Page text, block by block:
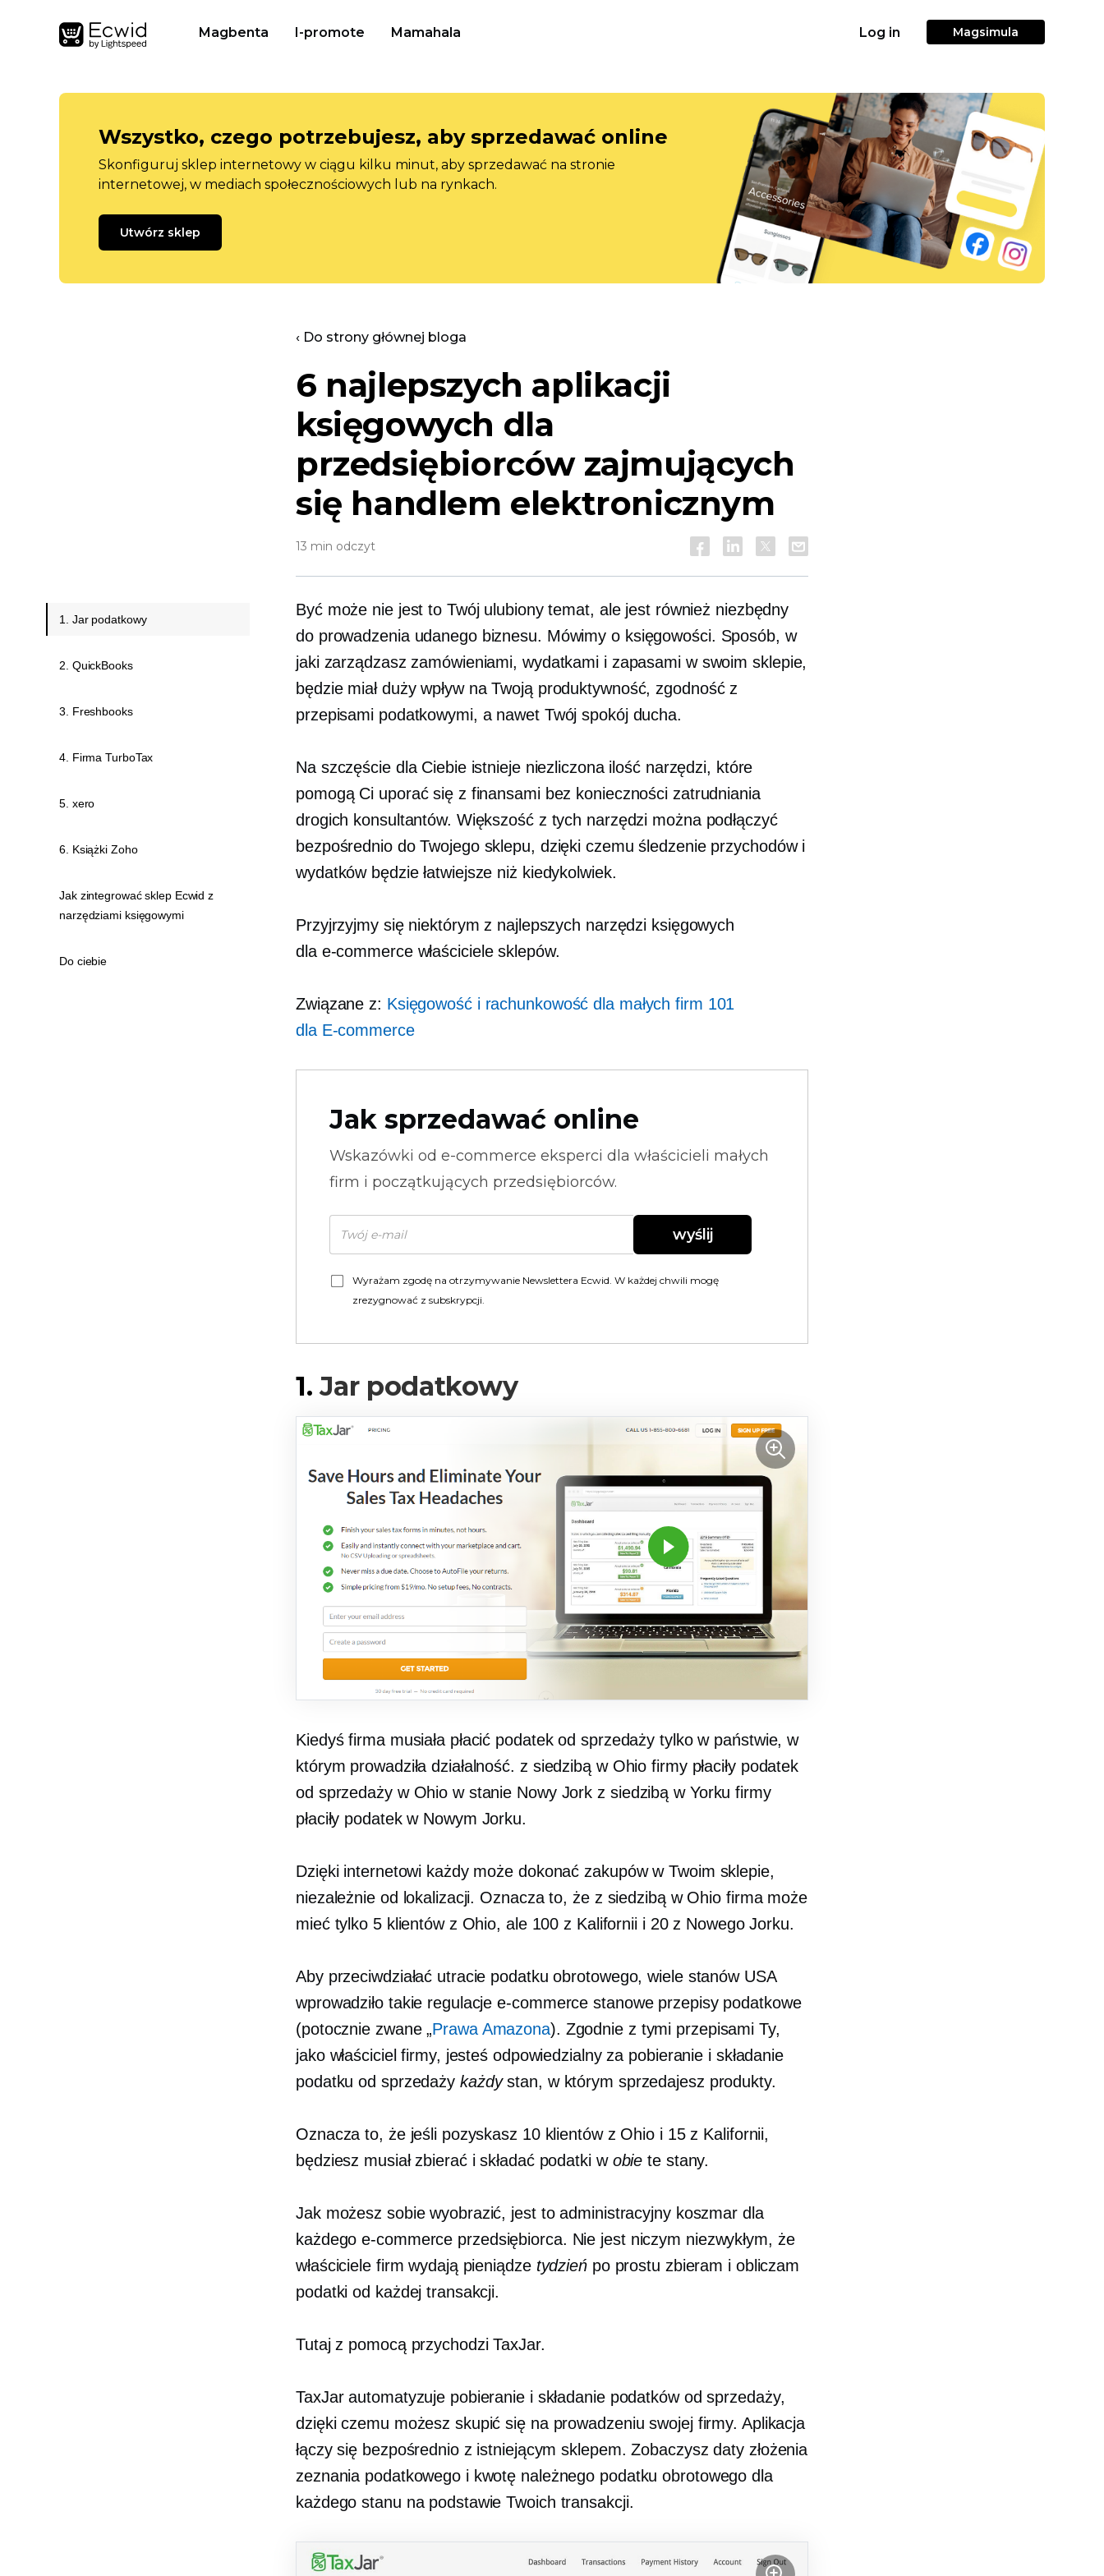
Magbenta I-promote Mamahala Log in Magsimula
Wszystko, czego potrzebujesz, aby sprzedawać online
Skonfiguruj sklep internetowy w ciągu kilku minut, aby sprzedawać na stronie
internetowej, w mediach społecznościowych lub na rynkach.
Utwórz sklep
‹ Do strony głównej bloga
6 najlepszych aplikacji
księgowych dla
przedsiębiorców zajmujących
się handlem elektronicznym
13 min odczyt
Być może nie jest to Twój ulubiony temat, ale jest również niezbędny
do prowadzenia udanego biznesu. Mówimy o księgowości. Sposób, w
jaki zarządzasz zamówieniami, wydatkami i zapasami w swoim sklepie,
będzie miał duży wpływ na Twoją produktywność, zgodność z
przepisami podatkowymi, a nawet Twój spokój ducha.
Na szczęście dla Ciebie istnieje niezliczona ilość narzędzi, które
pomogą Ci uporać się z finansami bez konieczności zatrudniania
drogich konsultantów. Większość z tych narzędzi można podłączyć
bezpośrednio do Twojego sklepu, dzięki czemu śledzenie przychodów i
wydatków będzie łatwiejsze niż kiedykolwiek.
Przyjrzyjmy się niektórym z najlepszych narzędzi księgowych
dla e-commercewłaściciele sklepów.
Związane z: Księgowość i rachunkowość dla małych firm 101
dla E-commerce
Jak sprzedawać online
Wskazówki od e-commerce eksperci dla właścicieli małych
firm i początkujących przedsiębiorców.
wyślij
Wyrażam zgodę na otrzymywanie Newslettera Ecwid. W każdej chwili mogę
zrezygnować z subskrypcji.
1.Jar podatkowy
Kiedyś firma musiała płacić podatek od sprzedaży tylko w państwie, w
którym prowadziła działalność. z siedzibą w Ohio firmy płaciły podatek
od sprzedaży w Ohio w stanie Nowy Jork z siedzibą w Yorku firmy
płaciły podatek w Nowym Jorku.
Dzięki internetowi każdy może dokonać zakupów w Twoim sklepie,
niezależnie od lokalizacji. Oznacza to, że z siedzibą w Ohio firma może
mieć tylko 5 klientów z Ohio, ale 100 z Kalifornii i 20 z Nowego Jorku.
Aby przeciwdziałać utracie podatku obrotowego, wiele stanów USA
wprowadziło takie regulacjee-commerce stanowe przepisy podatkowe
(potocznie zwane „Prawa Amazona). Zgodnie z tymi przepisami Ty,
jako właściciel firmy, jesteś odpowiedzialny za pobieranie i składanie
podatku od sprzedaży każdystan, w którym sprzedajesz produkty.
Oznacza to, że jeśli pozyskasz 10 klientów z Ohio i 15 z Kalifornii,
będziesz musiał zbierać i składać podatki w obiete stany.
Jak możesz sobie wyobrazić, jest to administracyjny koszmar dla
każdegoe-commerce przedsiębiorca. Nie jest niczym niezwykłym, że
właściciele firm wydają pieniądze tydzień po prostu zbieram i obliczam
podatki od każdej transakcji.
Tutaj z pomocą przychodzi TaxJar.
TaxJar automatyzuje pobieranie i składanie podatków od sprzedaży,
dzięki czemu możesz skupić się na prowadzeniu swojej firmy. Aplikacja
łączy się bezpośrednio z istniejącym sklepem. Zobaczysz daty złożenia
zeznania podatkowego i kwotę należnego podatku obrotowego dla
każdego stanu na podstawie Twoich transakcji.
1. Jar podatkowy
2. QuickBooks
3. Freshbooks
4. Firma TurboTax
5. xero
6. Książki Zoho
Jak zintegrować sklep Ecwid z
narzędziami księgowymi
Do ciebie